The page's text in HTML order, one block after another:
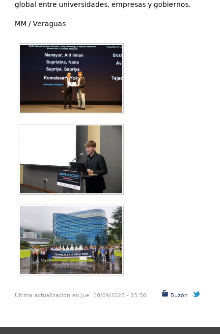
global entre universidades, empresas y gobiernos.
MM / Veraguas
Buzón
Última actualización en Jue, 10/09/2025 - 15:56